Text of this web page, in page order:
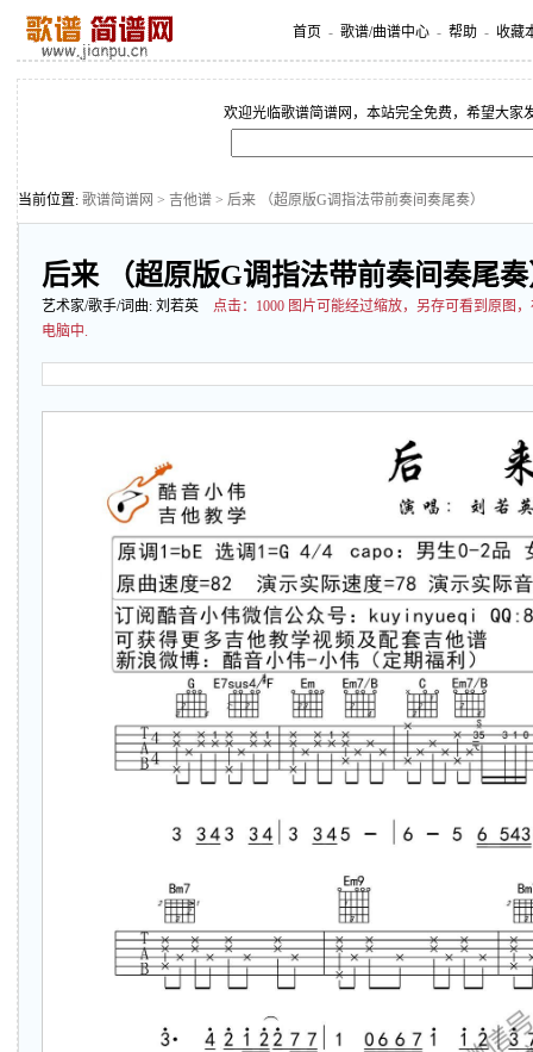
首页 - 歌谱/曲谱中心 - 帮助 - 收藏
欢迎光临歌谱简谱网，本站完全免费，希望大家
当前位置: 歌谱简谱网 > 吉他谱 > 后来 （超原版G调指法带前奏间奏尾奏）
后来 （超原版G调指法带前奏间奏尾
艺术家/歌手/词曲: 刘若英 点击： 1000 图片可能经过缩放，另存可看到原图
电脑中.